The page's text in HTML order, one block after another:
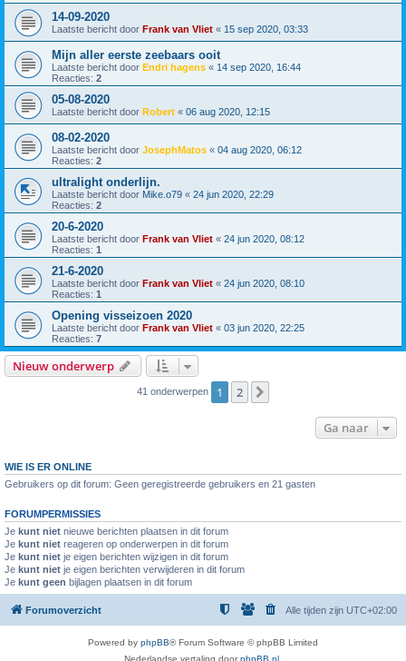
14-09-2020
Laatste bericht door Frank van Vliet « 15 sep 2020, 03:33
Mijn aller eerste zeebaars ooit
Laatste bericht door Endri hagens « 14 sep 2020, 16:44
Reacties: 2
05-08-2020
Laatste bericht door Robert « 06 aug 2020, 12:15
08-02-2020
Laatste bericht door JosephMatos « 04 aug 2020, 06:12
Reacties: 2
ultralight onderlijn.
Laatste bericht door Mike.o79 « 24 jun 2020, 22:29
Reacties: 2
20-6-2020
Laatste bericht door Frank van Vliet « 24 jun 2020, 08:12
Reacties: 1
21-6-2020
Laatste bericht door Frank van Vliet « 24 jun 2020, 08:10
Reacties: 1
Opening visseizoen 2020
Laatste bericht door Frank van Vliet « 03 jun 2020, 22:25
Reacties: 7
Nieuw onderwerp
41 onderwerpen 1 2
Ga naar
WIE IS ER ONLINE
Gebruikers op dit forum: Geen geregistreerde gebruikers en 21 gasten
FORUMPERMISSIES
Je kunt niet nieuwe berichten plaatsen in dit forum
Je kunt niet reageren op onderwerpen in dit forum
Je kunt niet je eigen berichten wijzigen in dit forum
Je kunt niet je eigen berichten verwijderen in dit forum
Je kunt geen bijlagen plaatsen in dit forum
Forumoverzicht Alle tijden zijn UTC+02:00
Powered by phpBB® Forum Software © phpBB Limited
Nederlandse vertaling doorphpBB.nl